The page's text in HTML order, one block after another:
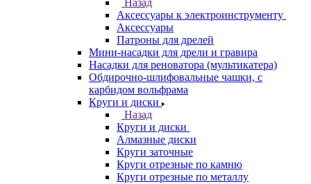
Назад
Аксессуары к электроинструменту
Аксессуары
Патроны для дрелей
Мини-насадки для дрели и гравира
Насадки для реноватора (мультикатера)
Обдирочно-шлифовальные чашки, с
карбидом вольфрама
Круги и диски
Назад
Круги и диски
Алмазные диски
Круги заточные
Круги отрезные по камню
Круги отрезные по металлу